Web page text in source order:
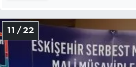
11 / 22